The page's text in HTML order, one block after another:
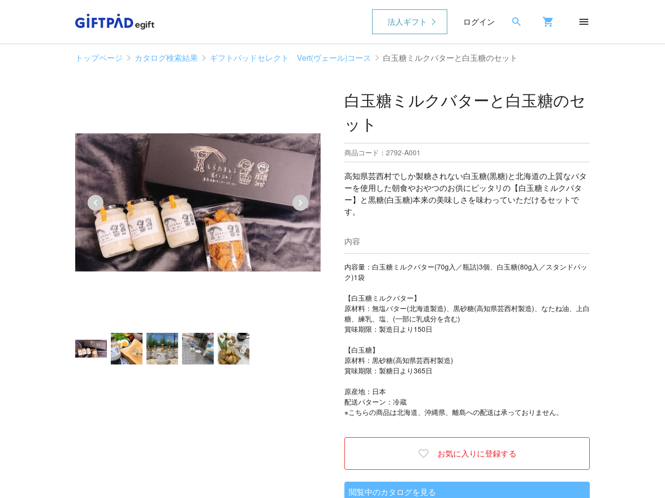
法人ギフト ログイン
トップページ カタログ検索結果 ギフトパッドセレクト Vert(ヴェール)コース 白玉糖ミルクバターと白玉糖のセット
白玉糖ミルクバターと白玉糖のセ
ット
商品コード：2792-A001
高知県芸西村でしか製糖されない白玉糖(黒糖)と北海道の上質なバタ
ーを使用した朝食やおやつのお供にピッタリの【白玉糖ミルクバタ
ー】と黒糖(白玉糖)本来の美味しさを味わっていただけるセットで
す。
内容
内容量：白玉糖ミルクバター(70g入／瓶詰)3個、白玉糖(80g入／スタンドパッ
ク)1袋
【白玉糖ミルクバター】
原材料：無塩バター(北海道製造)、黒砂糖(高知県芸西村製造)、なたね油、上白
糖、練乳、塩、(一部に乳成分を含む)
賞味期限：製造日より150日
【白玉糖】
原材料：黒砂糖(高知県芸西村製造)
賞味期限：製糖日より365日
原産地：日本
配送パターン：冷蔵
※こちらの商品は北海道、沖縄県、離島への配送は承っておりません。
お気に入りに登録する
閲覧中のカタログを見る